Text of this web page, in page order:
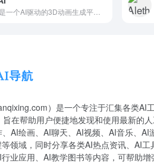
）是一个专注于汇集各类AI
在帮助用户便捷地发现和使用最新的
AI绘画、AI聊天、AI视频、AI音乐、AI
领域，同时分享各类AI热点资讯、AI工
业应用、AI教学图书等内容，可帮助增